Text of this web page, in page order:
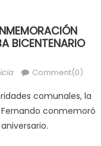
BICENTENARIO
Comment(0)
comunales, la
conmemoró